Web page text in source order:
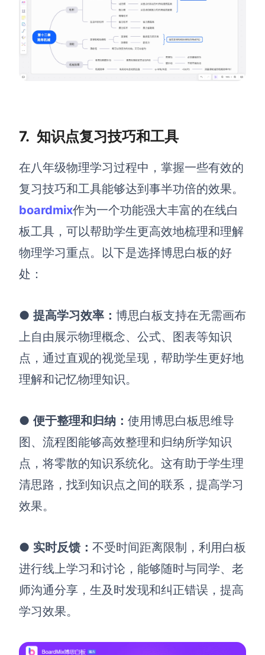
7. 知识点复习技巧和工具
在八年级物理学习过程中，掌握一些有效的
复习技巧和工具能够达到事半功倍的效果。
boardmix作为一个功能强大丰富的在线白
板工具 ，可以帮助学生更高效地梳理和理解
物理学习重点。以下是选择博思白板的好
处：
● 提高学习效率： 博思白板支持在无需画布
上自由展示物理概念、公式、图表等知识
点，通过直观的视觉呈现，帮助学生更好地
理解和记忆物理知识。
● 便于整理和归纳： 使用博思白板思维导
图、流程图能够高效整理和归纳所学知识
点，将零散的知识系统化。这有助于学生理
清思路，找到知识点之间的联系，提高学习
效果。
● 实时反馈： 不受时间距离限制，利用白板
进行线上学习和讨论 ， 能够随时与同学、老
师沟通分享 ，生及时发现和纠正错误，提高
学习效果。